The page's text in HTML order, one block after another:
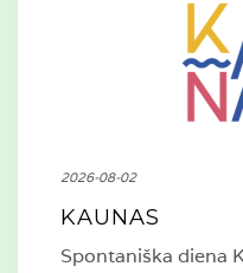
2026-08-02
KAUNAS
Spontaniška diena